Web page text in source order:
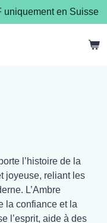
uniquement en Suisse
l’histoire de la
joyeuse, reliant les
L’Ambre
la confiance et la
l’esprit, aide à des